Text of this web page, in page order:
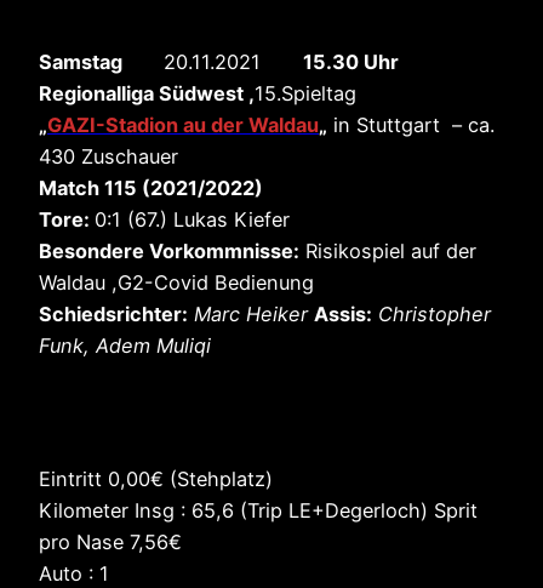
Samstag 20.11.2021 15.30 Uhr
Regionalliga Südwest ,15.Spieltag
„GAZI-Stadion au der Waldau„ in Stuttgart – ca.
430 Zuschauer
Match 115 (2021/2022)
Tore: 0:1 (67.) Lukas Kiefer
Besondere Vorkommnisse: Risikospiel auf der
Waldau ,G2-Covid Bedienung
Schiedsrichter: Marc Heiker Assis: Christopher
Funk, Adem Muliqi
Eintritt 0,00€ (Stehplatz)
Kilometer Insg : 65,6 (Trip LE+Degerloch) Sprit
pro Nase 7,56€
Auto : 1